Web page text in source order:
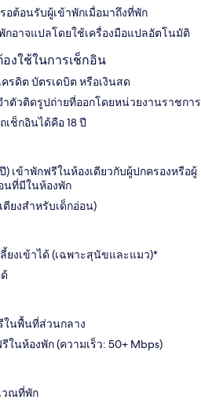
ต้อนรับผู้เข้าพักเมื่อมาถึงที่พัก
กอาจแปลโดยใช้เครื่องมือแปลอัตโนมัติ
งใช้ในการเช็กอิน
รดิต บัตรเดบิต หรือเงินสด
ตัวติดรูปถ่ายที่ออกโดยหน่วยงานราชการ
ช็กอินได้คือ 18 ปี
ปี) เข้าพักฟรีในห้องเดียวกับผู้ปกครองหรือผู้
นที่มีในห้องพัก
ตียงสำหรับเด็กอ่อน)
ยงเข้าได้ (เฉพาะสุนัขและแมว)*
ในพื้นที่ส่วนกลาง
ในห้องพัก (ความเร็ว: 50+ Mbps)
วณที่พัก